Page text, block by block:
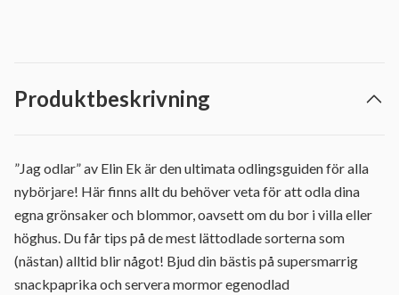
Produktbeskrivning
”Jag odlar” av Elin Ek är den ultimata odlingsguiden för alla
nybörjare! Här finns allt du behöver veta för att odla dina
egna grönsaker och blommor, oavsett om du bor i villa eller
höghus. Du får tips på de mest lättodlade sorterna som
(nästan) alltid blir något! Bjud din bästis på supersmarrig
snackpaprika och servera mormor egenodlad